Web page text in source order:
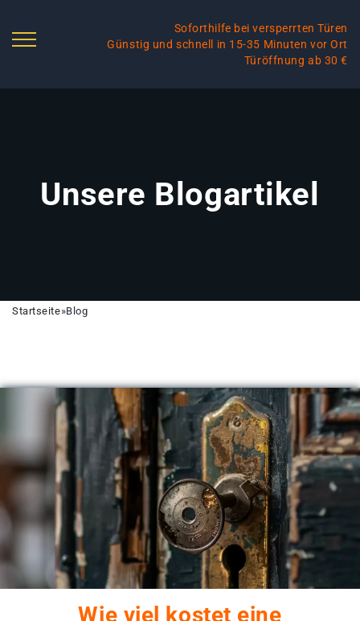
Soforthilfe bei versperrten Türen
Günstig und schnell in 15-35 Minuten vor Ort
Türöffnung ab 30 €
Unsere Blogartikel
Startseite»Blog
Wie viel kostet eine